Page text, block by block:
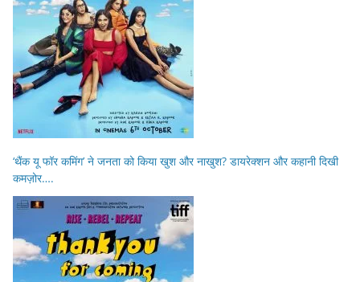
‘थैंक यू फॉर कमिंग’ ने जनता को किया खुश और नाखुश? डायरेक्शन और कहानी दिखी
कमज़ोर….